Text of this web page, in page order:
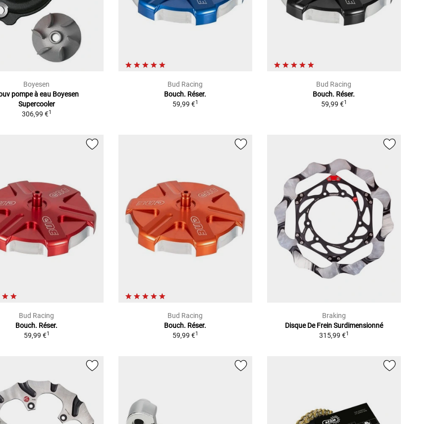
Boyesen
pompe à eau Boyesen
Supercooler
306,99 €1
Bud Racing
Bouch. Réser.
59,99 €1
Bud Racing
Bouch. Réser.
59,99 €1
Bud Racing
Bouch. Réser.
59,99 €1
Bud Racing
Bouch. Réser.
59,99 €1
Braking
Disque De Frein Surdimensionné
315,99 €1